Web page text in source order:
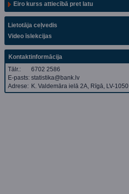
Eiro kurss attiecībā pret latu
Lietotāja ceļvedis
Video īslekcijas
Kontaktinformācija
Tālr.:
6702 2586
E-pasts: statistika@bank.lv
Adrese: K. Valdemāra ielā 2A, Rīgā, LV-1050